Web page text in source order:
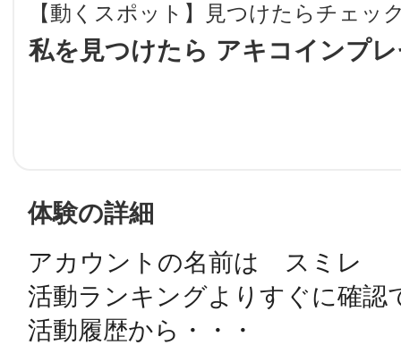
【動くスポット】見つけたらチェッ
私を見つけたら アキコインプ
URLをコピー
体験の詳細
アカウントの名前は　スミレ
活動ランキングよりすぐに確認
活動履歴から・・・
地域に導入を
智頭